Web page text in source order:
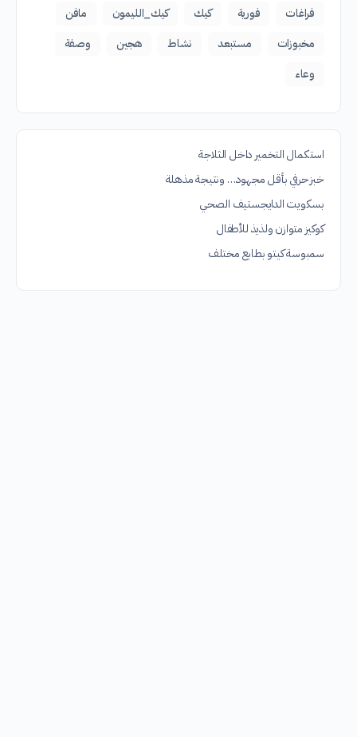
فراغات
فورية كيك كيك_الليمون
مافن
مخبوزات
مستبعد نشاط هجين
وصفة
وعاء
استكمال التخمير داخل الثلاجة
خبز حرفي بأقل مجهود… ونتيجة مذهلة
بسكويت الدايجستيف الصحي
كوكيز متوازن ولذيذ للأطفال
سمبوسة كيتو بطابع مختلف